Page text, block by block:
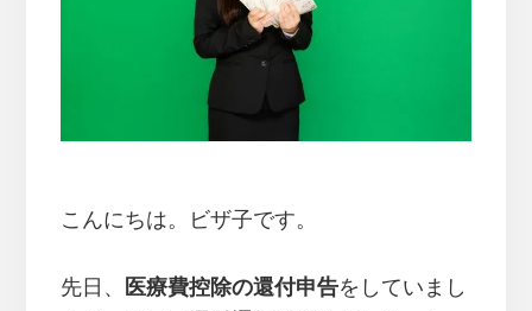
こんにちは。ビザ子です。
先日、 医療費控除の還付申告をしていまし